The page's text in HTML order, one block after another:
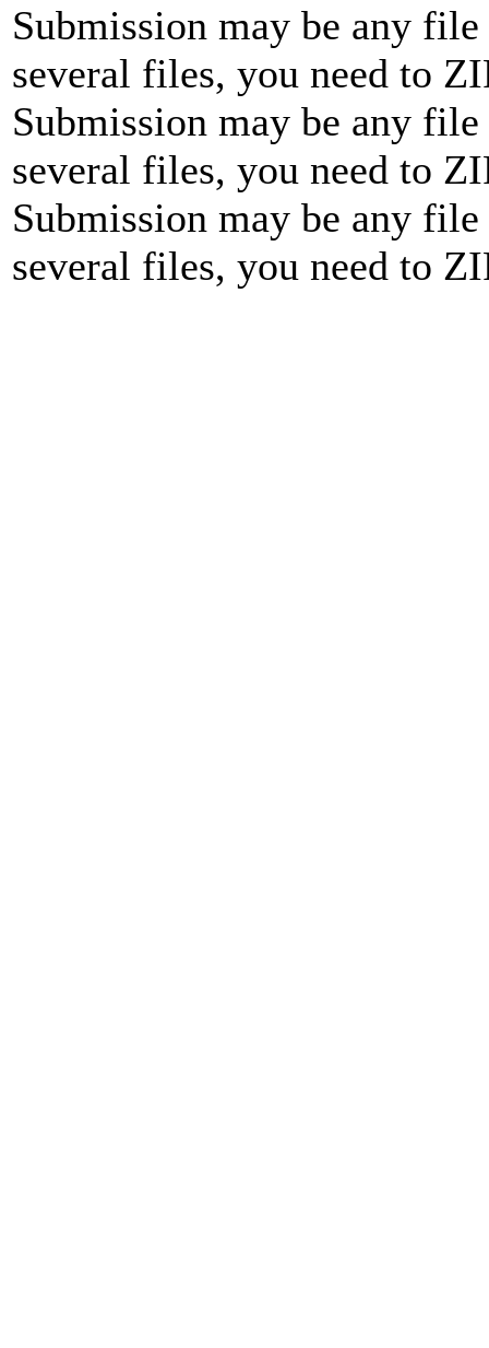
Submission may be any
several files, you need to
Submission may be any
several files, you need to
Submission may be any
several files, you need to